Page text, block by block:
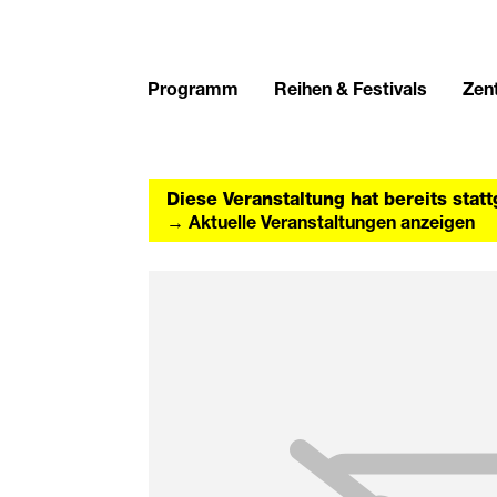
Programm Reihen & Festivals
Diese Veranstaltung hat bereits
→ Aktuelle Veranstaltungen anzeigen